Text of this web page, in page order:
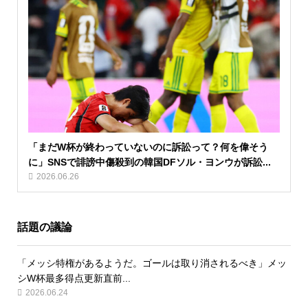
「まだW杯が終わっていないのに訴訟って？何を偉そう
に」SNSで誹謗中傷殺到の韓国DFソル・ヨンウが訴訟...
2026.06.26
話題の議論
「メッシ特権があるようだ。ゴールは取り消されるべき」メッ
シW杯最多得点更新直前...
2026.06.24